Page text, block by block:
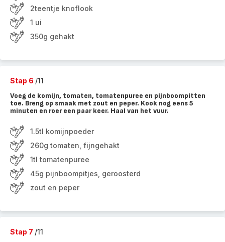
2teentje knoflook
1 ui
350g gehakt
Stap 6 /11
Voeg de komijn, tomaten, tomatenpuree en pijnboompitten
toe. Breng op smaak met zout en peper. Kook nog eens 5
minuten en roer een paar keer. Haal van het vuur.
1.5tl komijnpoeder
260g tomaten, fijngehakt
1tl tomatenpuree
45g pijnboompitjes, geroosterd
zout en peper
Stap 7 /11